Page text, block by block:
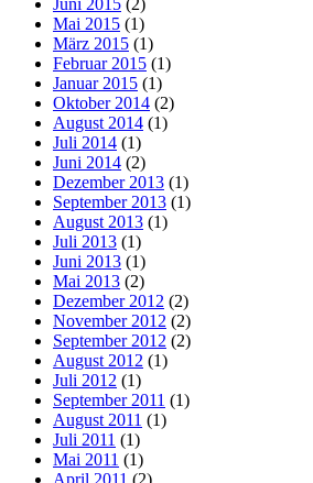
Juni 2015 (2)
Mai 2015 (1)
März 2015 (1)
Februar 2015 (1)
Januar 2015 (1)
Oktober 2014 (2)
August 2014 (1)
Juli 2014 (1)
Juni 2014 (2)
Dezember 2013 (1)
September 2013 (1)
August 2013 (1)
Juli 2013 (1)
Juni 2013 (1)
Mai 2013 (2)
Dezember 2012 (2)
November 2012 (2)
September 2012 (2)
August 2012 (1)
Juli 2012 (1)
September 2011 (1)
August 2011 (1)
Juli 2011 (1)
Mai 2011 (1)